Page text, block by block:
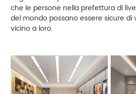
che le persone nella prefettura di
del mondo possano essere sicure
vicino a loro.